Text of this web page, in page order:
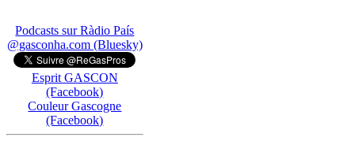
Podcasts sur Ràdio País
@gasconha.com (Bluesky)
Esprit GASCON
(Facebook)
Couleur Gascogne
(Facebook)